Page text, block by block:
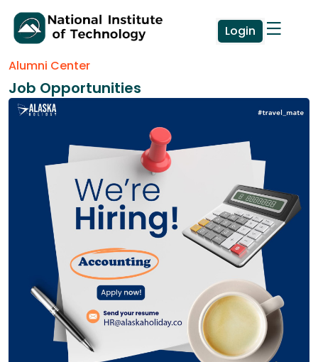
Login
Alumni Center
Job Opportunities